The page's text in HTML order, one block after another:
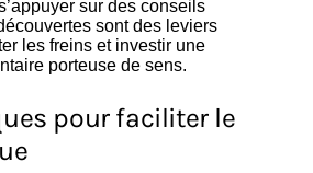
sur des conseils
sont des leviers
les freins et investir une
porteuse de sens.
pour faciliter le